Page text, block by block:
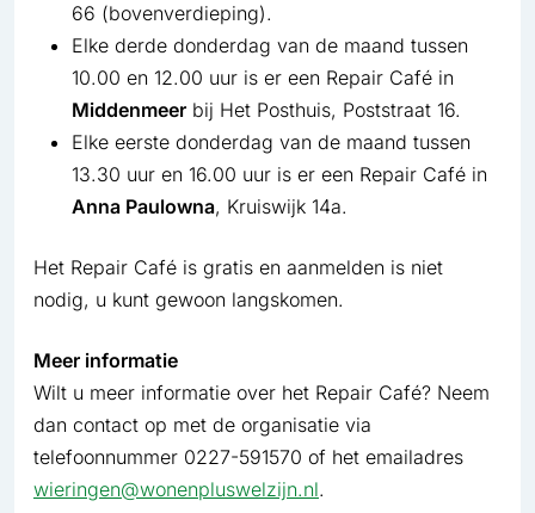
66 (bovenverdieping).
Elke derde donderdag van de maand tussen
10.00 en 12.00 uur is er een Repair Café in
Middenmeer bij Het Posthuis, Poststraat 16.
Elke eerste donderdag van de maand tussen
13.30 uur en 16.00 uur is er een Repair Café in
Anna Paulowna, Kruiswijk 14a.
Het Repair Café is gratis en aanmelden is niet
nodig, u kunt gewoon langskomen.
Meer informatie
Wilt u meer informatie over het Repair Café? Neem
dan contact op met de organisatie via
telefoonnummer 0227-591570 of het emailadres
wieringen@wonenpluswelzijn.nl.